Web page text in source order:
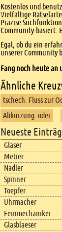
Kostenlos und
Vielfältige
Präzise
Community-basiert:
Egal, ob du ein
unserer Community
Fang noch heute an
Ähnliche
tschech. Fluss zur
Abkürzung: oder
Footer content
Neueste
Glaser
Metier
Nadler
Spinner
Toepfer
Uhrmacher
Feinmechaniker
Glasblaeser